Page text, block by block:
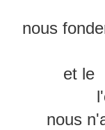
nous
et le
nous